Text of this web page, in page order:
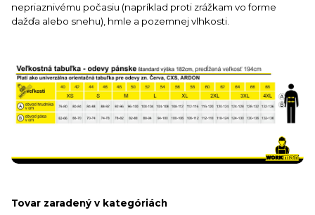
nepriaznivému počasiu (napríklad proti zrážkam vo forme
dažďa alebo snehu), hmle a pozemnej vlhkosti.
Tovar zaradený v kategóriách